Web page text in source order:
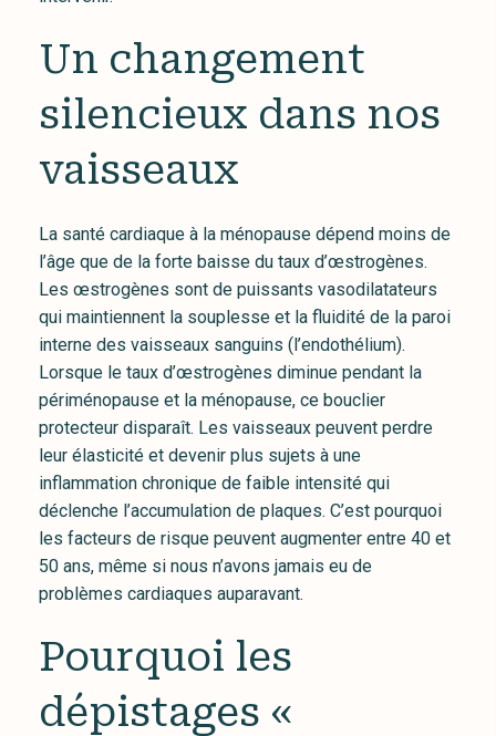
Un changement
silencieux dans nos
vaisseaux
La santé cardiaque à la ménopause dépend moins de
l’âge que de la forte baisse du taux d’œstrogènes.
Les œstrogènes sont de puissants vasodilatateurs
qui maintiennent la souplesse et la fluidité de la paroi
interne des vaisseaux sanguins (l’endothélium).
Lorsque le taux d’œstrogènes diminue pendant la
périménopause et la ménopause, ce bouclier
protecteur disparaît. Les vaisseaux peuvent perdre
leur élasticité et devenir plus sujets à une
inflammation chronique de faible intensité qui
déclenche l’accumulation de plaques. C’est pourquoi
les facteurs de risque peuvent augmenter entre 40 et
50 ans, même si nous n’avons jamais eu de
problèmes cardiaques auparavant.
Pourquoi les
dépistages «